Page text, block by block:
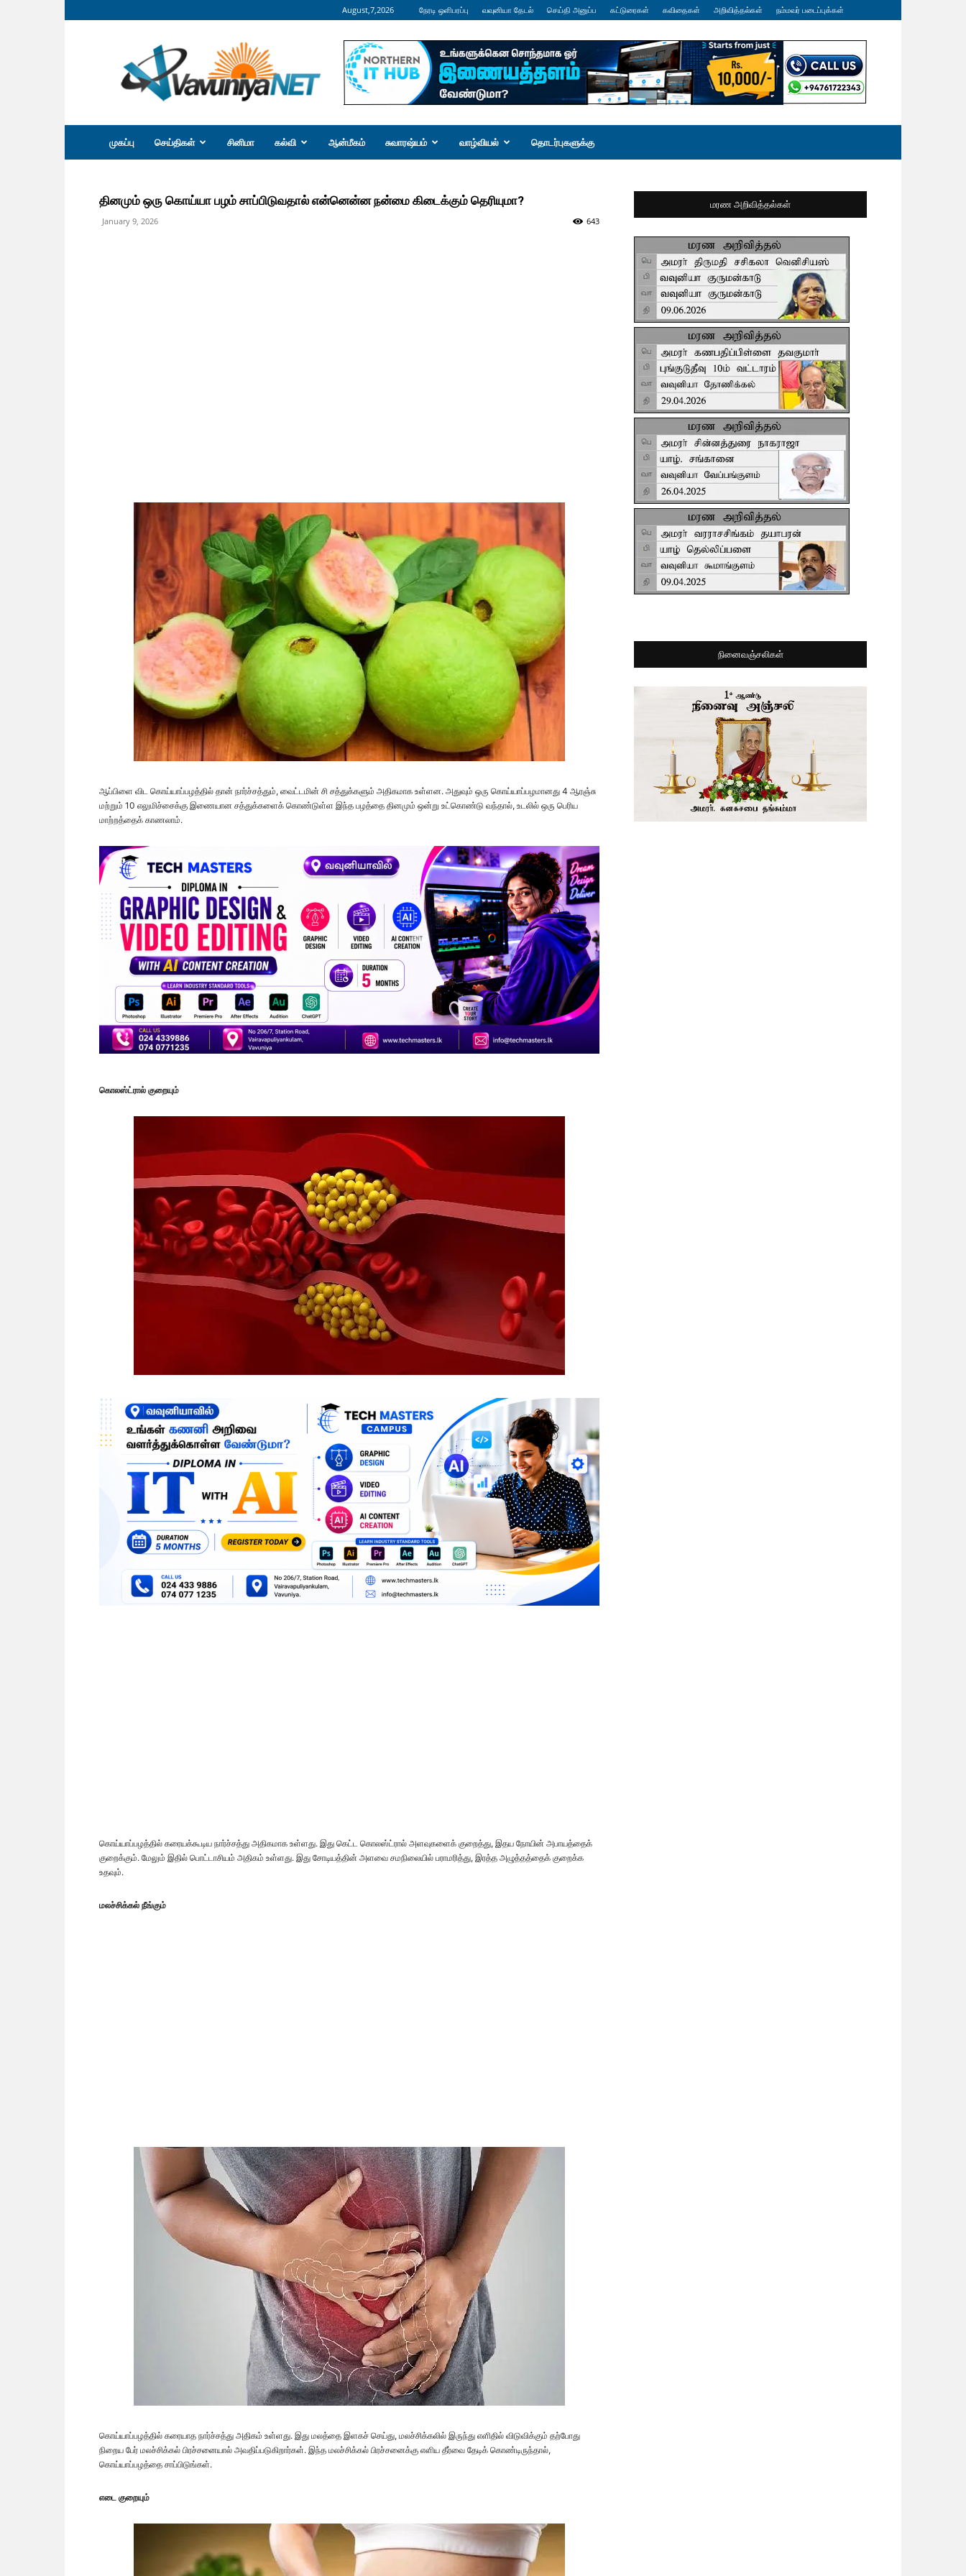
August,7,2026 நேரடி ஒளிபரப்பு வவுனியா தேடல் செய்தி அனுப்ப கட்டுரைகள் கவிதைகள் அறிவித்தல்கள் நம்மவர் படைப்புக்கள்
வவுனியா
நெற்
முகப்பு செய்திகள் சினிமா கல்வி ஆன்மீகம் சுவாரஷ்யம் வாழ்வியல் தொடர்புகளுக்கு
தினமும் ஒரு கொய்யா பழம் சாப்பிடுவதால் என்னென்ன நன்மை கிடைக்கும் தெரியுமா?
January 9, 2026 643
ஆப்பிளை விட கொய்யாப்பழத்தில் தான் நார்ச்சத்தும், வைட்டமின் சி சத்துக்களும் அதிகமாக உள்ளன. அதுவும் ஒரு கொய்யாப்பழமானது 4 ஆரஞ்சு
மற்றும் 10 எலுமிச்சைக்கு இணையான சத்துக்களைக் கொண்டுள்ள இந்த பழத்தை தினமும் ஒன்று உட்கொண்டு வந்தால், உடலில் ஒரு பெரிய
மாற்றத்தைக் காணலாம்.
கொலஸ்ட்ரால் குறையும்
கொய்யாப்பழத்தில் கரையக்கூடிய நார்ச்சத்து அதிகமாக உள்ளது. இது கெட்ட கொலஸ்ட்ரால் அளவுகளைக் குறைத்து, இதய நோயின் அபாயத்தைக்
குறைக்கும். மேலும் இதில் பொட்டாசியம் அதிகம் உள்ளது. இது சோடியத்தின் அளவை சமநிலையில் பராமரித்து, இரத்த அழுத்தத்தைக் குறைக்க
உதவும்.
மலச்சிக்கல் நீங்கும்
கொய்யாப்பழத்தில் கரையாத நார்ச்சத்து அதிகம் உள்ளது. இது மலத்தை இளகச் செய்து, மலச்சிக்கலில் இருந்து எளிதில் விடுவிக்கும் தற்போது
நிறைய பேர் மலச்சிக்கல் பிரச்சனையால் அவதிப்படுகிறார்கள். இந்த மலச்சிக்கல் பிரச்சனைக்கு எளிய தீர்வை தேடிக் கொண்டிருந்தால்,
கொய்யாப்பழத்தை சாப்பிடுங்கள்.
எடை குறையும்
மரண அறிவித்தல்கள்
நினைவஞ்சலிகள்